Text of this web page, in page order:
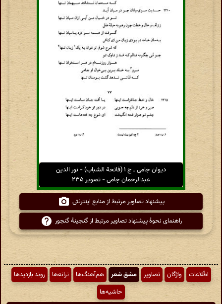
دیوان جامی ـ ج ۱ (فاتحة الشباب) - نور الدین
عبدالرحمان جامی - تصویر ۲۳۵
پیشنهاد تصاویر مرتبط از منابع اینترنتی
راهنمای نحوهٔ پیشنهاد تصاویر مرتبط از گنجینهٔ گنجور
اطّلاعات واژگان تصاویر مشق شعر هم‌آهنگ‌ها ترانه‌ها
روند بازدیدها
حاشیه‌ها